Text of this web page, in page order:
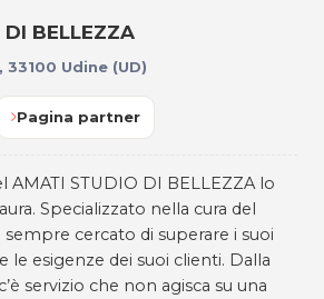
BELLEZZA
Udine (UD)
Pagina partner
AMATI STUDIO DI BELLEZZA lo
Specializzato nella cura del
cercato di superare i suoi
le esigenze dei suoi clienti. Dalla
servizio che non agisca su una